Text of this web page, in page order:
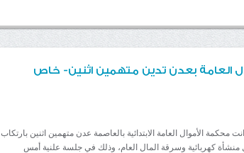
العامة بعدن تدين متهمين اثنين- خاص
محكمة الأموال العامة الابتدائية بالعاصمة عدن متهمين اثنين بارتكاب
منشأة كهربائية وسرقة المال العام، وذلك في جلسة علنية أمس